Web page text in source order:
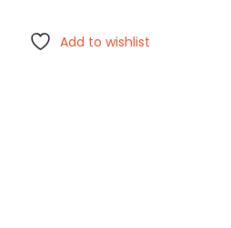
Add to wishlist